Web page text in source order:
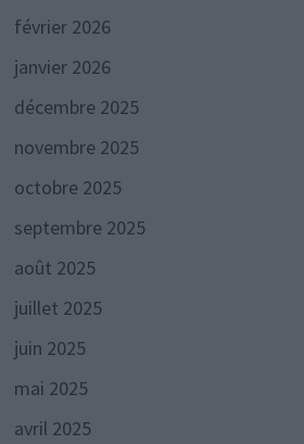
février 2026
janvier 2026
décembre 2025
novembre 2025
octobre 2025
septembre 2025
août 2025
juillet 2025
juin 2025
mai 2025
avril 2025